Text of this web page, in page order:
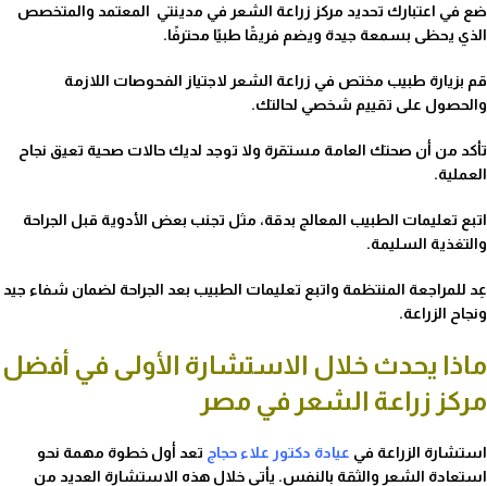
ضع في اعتبارك تحديد مركز زراعة الشعر في مدينتي المعتمد والمتخصص
الذي يحظى بسمعة جيدة ويضم فريقًا طبيًا محترفًا.
قم بزيارة طبيب مختص في زراعة الشعر لاجتياز الفحوصات اللازمة
والحصول على تقييم شخصي لحالتك.
تأكد من أن صحتك العامة مستقرة ولا توجد لديك حالات صحية تعيق نجاح
العملية.
اتبع تعليمات الطبيب المعالج بدقة، مثل تجنب بعض الأدوية قبل الجراحة
والتغذية السليمة.
عِد للمراجعة المنتظمة واتبع تعليمات الطبيب بعد الجراحة لضمان شفاء جيد
ونجاح الزراعة.
ماذا يحدث خلال الاستشارة الأولى في أفضل
مركز زراعة الشعر في مصر
استشارة الزراعة في عيادة دكتور علاء حجاج تعد أول خطوة مهمة نحو
استعادة الشعر والثقة بالنفس. يأتي خلال هذه الاستشارة العديد من